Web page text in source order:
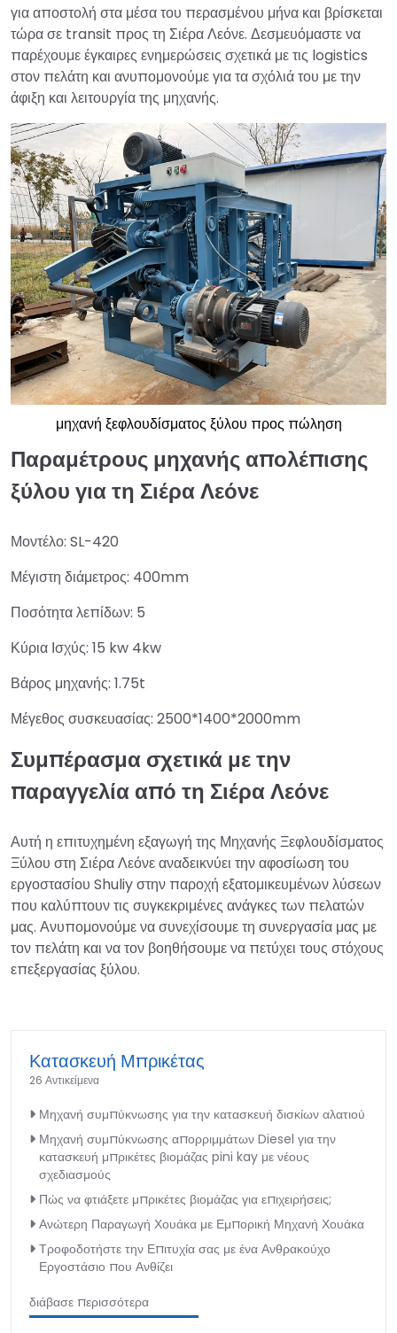
για αποστολή στα μέσα του περασμένου μήνα και βρίσκεται
τώρα σε transit προς τη Σιέρα Λεόνε. Δεσμευόμαστε να
παρέχουμε έγκαιρες ενημερώσεις σχετικά με τις logistics
στον πελάτη και ανυπομονούμε για τα σχόλιά του με την
άφιξη και λειτουργία της μηχανής.
μηχανή ξεφλουδίσματος ξύλου προς πώληση
Παραμέτρους μηχανής απολέπισης
ξύλου για τη Σιέρα Λεόνε
Μοντέλο: SL-420
Μέγιστη διάμετρος: 400mm
Ποσότητα λεπίδων: 5
Κύρια Ισχύς: 15 kw 4kw
Βάρος μηχανής: 1.75t
Μέγεθος συσκευασίας: 2500*1400*2000mm
Συμπέρασμα σχετικά με την
παραγγελία από τη Σιέρα Λεόνε
Αυτή η επιτυχημένη εξαγωγή της Μηχανής Ξεφλουδίσματος
Ξύλου στη Σιέρα Λεόνε αναδεικνύει την αφοσίωση του
εργοστασίου Shuliy στην παροχή εξατομικευμένων λύσεων
που καλύπτουν τις συγκεκριμένες ανάγκες των πελατών
μας. Ανυπομονούμε να συνεχίσουμε τη συνεργασία μας με
τον πελάτη και να τον βοηθήσουμε να πετύχει τους στόχους
επεξεργασίας ξύλου.
Κατασκευή Μπρικέτας
26 Αντικείμενα
Μηχανή συμπύκνωσης για την κατασκευή δισκίων αλατιού
Μηχανή συμπύκνωσης απορριμμάτων Diesel για την
κατασκευή μπρικέτες βιομάζας pini kay με νέους
σχεδιασμούς
Πώς να φτιάξετε μπρικέτες βιομάζας για επιχειρήσεις;
Ανώτερη Παραγωγή Χουάκα με Εμπορική Μηχανή Χουάκα
Τροφοδοτήστε την Επιτυχία σας με ένα Ανθρακούχο
Εργοστάσιο που Ανθίζει
διάβασε περισσότερα